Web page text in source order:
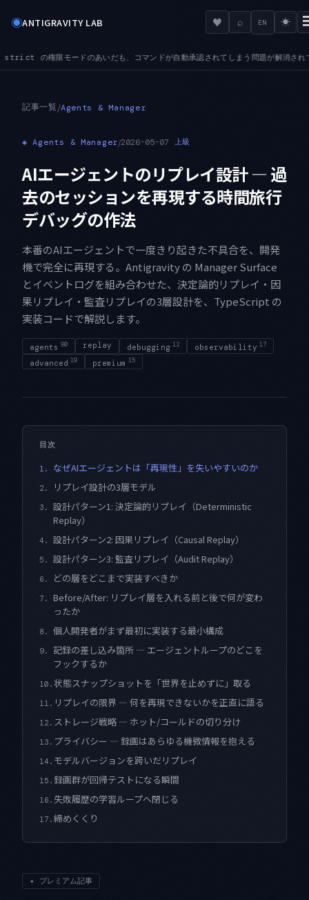
◉ANTIGRAVITY LAB ♥ ⌕ EN ☀
動承認されてしまう問題が解消されています●ADMIN — 認証前の取得が管理者
記事一覧/Agents & Manager
◈ Agents & Manager/2026-05-07 上級
AIエージェントのリプレイ設計 — 過
去のセッションを再現する時間旅行
デバッグの作法
本番のAIエージェントで一度きり起きた不具合を、開発
機で完全に再現する。Antigravity の Manager Surface
とイベントログを組み合わせた、決定論的リプレイ・因
果リプレイ・監査リプレイの3層設計を、TypeScript の
実装コードで解説します。
agents 90 replay debugging 12 observability 17
advanced 19 premium 15
目次
1. なぜAIエージェントは「再現性」を失いやすいのか
2. リプレイ設計の3層モデル
3.
設計パターン1: 決定論的リプレイ（Deterministic
Replay）
4. 設計パターン2: 因果リプレイ（Causal Replay）
5. 設計パターン3: 監査リプレイ（Audit Replay）
6. どの層をどこまで実装すべきか
7.
Before/After: リプレイ層を入れる前と後で何が変わ
ったか
8. 個人開発者がまず最初に実装する最小構成
9.
記録の差し込み箇所 — エージェントループのどこを
フックするか
10. 状態スナップショットを「世界を止めずに」取る
11. リプレイの限界 — 何を再現できないかを正直に語る
12. ストレージ戦略 — ホット/コールドの切り分け
13. プライバシー — 録画はあらゆる機微情報を抱える
14. モデルバージョンを跨いだリプレイ
15. 録画群が回帰テストになる瞬間
16. 失敗履歴の学習ループへ閉じる
17. 締めくくり
✦ プレミアム記事